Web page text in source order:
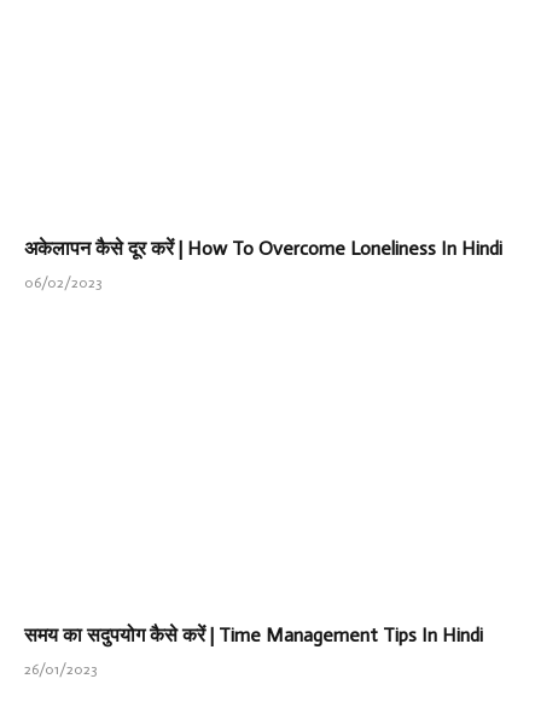
अकेलापन कैसे दूर करें | How To Overcome Loneliness In Hindi
06/02/2023
समय का सदुपयोग कैसे करें | Time Management Tips In Hindi
26/01/2023